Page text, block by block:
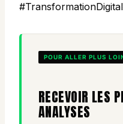
POUR ALLER PLUS
RECEVOIR LES
ANALYSES